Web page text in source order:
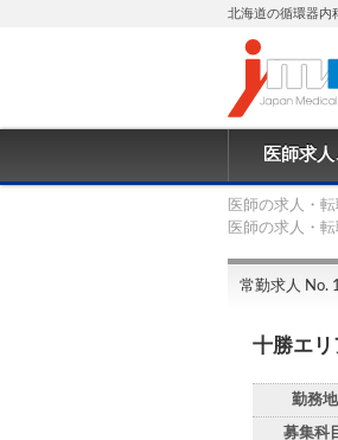
北海道の循環器内
医師求
医師の求人・
医師の求人・
常勤求人 No.
十勝エ
勤務地
募集科